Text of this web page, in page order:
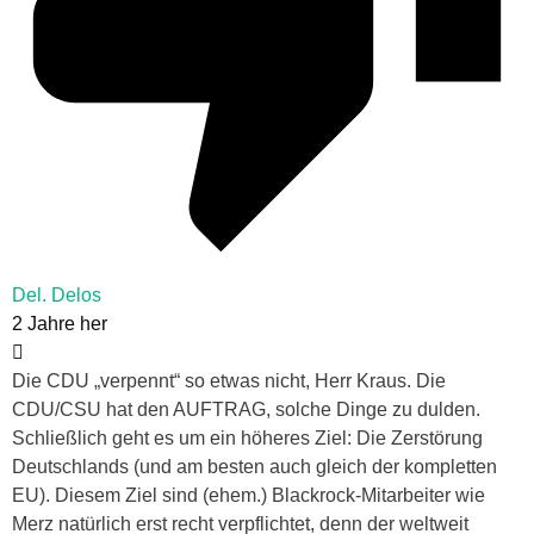
Del. Delos
2 Jahre her
Die CDU „verpennt“ so etwas nicht, Herr Kraus. Die
CDU/CSU hat den AUFTRAG, solche Dinge zu dulden.
Schließlich geht es um ein höheres Ziel: Die Zerstörung
Deutschlands (und am besten auch gleich der kompletten
EU). Diesem Ziel sind (ehem.) Blackrock-Mitarbeiter wie
Merz natürlich erst recht verpflichtet, denn der weltweit